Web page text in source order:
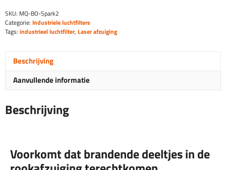
SKU: MQ-BO-Spark2
Categorie: Industriele luchtfilters
Tags: industrieel luchtfilter, Laser afzuiging
Beschrijving
Aanvullende informatie
Beschrijving
Voorkomt dat brandende deeltjes in de